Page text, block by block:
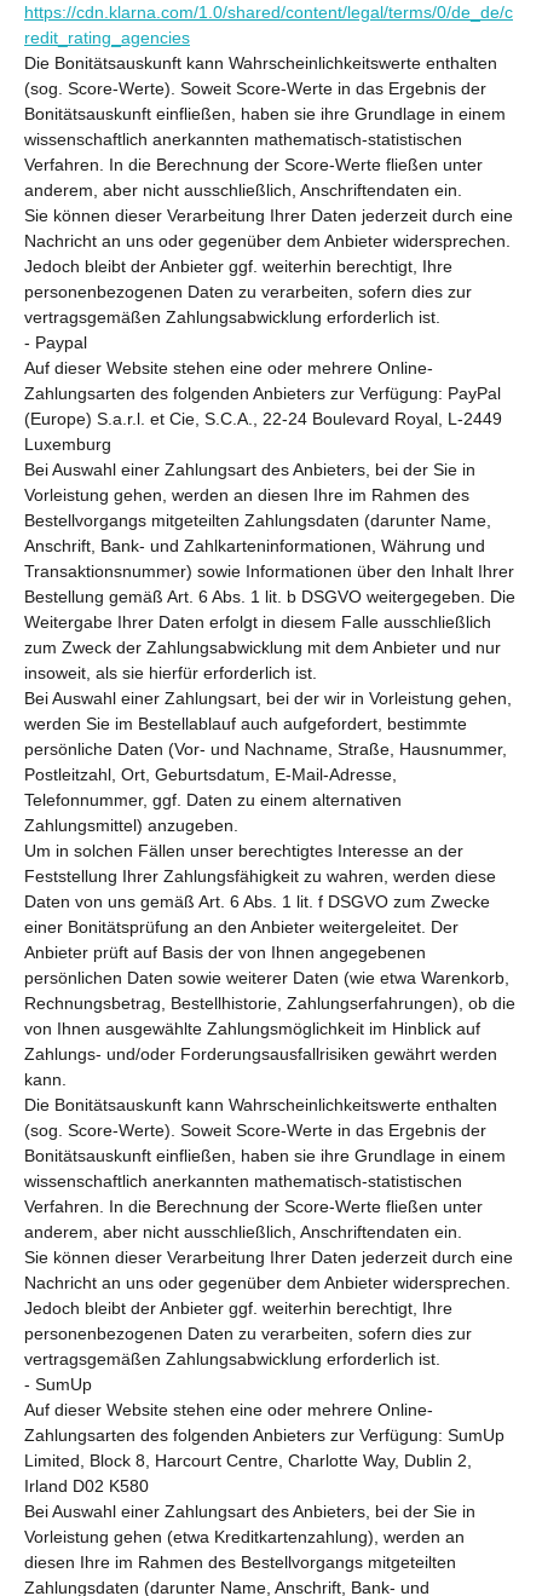
https://cdn.klarna.com/1.0/shared/content/legal/terms/0/de_de/c
redit_rating_agencies
Die Bonitätsauskunft kann Wahrscheinlichkeitswerte enthalten
(sog. Score-Werte). Soweit Score-Werte in das Ergebnis der
Bonitätsauskunft einfließen, haben sie ihre Grundlage in einem
wissenschaftlich anerkannten mathematisch-statistischen
Verfahren. In die Berechnung der Score-Werte fließen unter
anderem, aber nicht ausschließlich, Anschriftendaten ein.
Sie können dieser Verarbeitung Ihrer Daten jederzeit durch eine
Nachricht an uns oder gegenüber dem Anbieter widersprechen.
Jedoch bleibt der Anbieter ggf. weiterhin berechtigt, Ihre
personenbezogenen Daten zu verarbeiten, sofern dies zur
vertragsgemäßen Zahlungsabwicklung erforderlich ist.
- Paypal
Auf dieser Website stehen eine oder mehrere Online-
Zahlungsarten des folgenden Anbieters zur Verfügung: PayPal
(Europe) S.a.r.l. et Cie, S.C.A., 22-24 Boulevard Royal, L-2449
Luxemburg
Bei Auswahl einer Zahlungsart des Anbieters, bei der Sie in
Vorleistung gehen, werden an diesen Ihre im Rahmen des
Bestellvorgangs mitgeteilten Zahlungsdaten (darunter Name,
Anschrift, Bank- und Zahlkarteninformationen, Währung und
Transaktionsnummer) sowie Informationen über den Inhalt Ihrer
Bestellung gemäß Art. 6 Abs. 1 lit. b DSGVO weitergegeben. Die
Weitergabe Ihrer Daten erfolgt in diesem Falle ausschließlich
zum Zweck der Zahlungsabwicklung mit dem Anbieter und nur
insoweit, als sie hierfür erforderlich ist.
Bei Auswahl einer Zahlungsart, bei der wir in Vorleistung gehen,
werden Sie im Bestellablauf auch aufgefordert, bestimmte
persönliche Daten (Vor- und Nachname, Straße, Hausnummer,
Postleitzahl, Ort, Geburtsdatum, E-Mail-Adresse,
Telefonnummer, ggf. Daten zu einem alternativen
Zahlungsmittel) anzugeben.
Um in solchen Fällen unser berechtigtes Interesse an der
Feststellung Ihrer Zahlungsfähigkeit zu wahren, werden diese
Daten von uns gemäß Art. 6 Abs. 1 lit. f DSGVO zum Zwecke
einer Bonitätsprüfung an den Anbieter weitergeleitet. Der
Anbieter prüft auf Basis der von Ihnen angegebenen
persönlichen Daten sowie weiterer Daten (wie etwa Warenkorb,
Rechnungsbetrag, Bestellhistorie, Zahlungserfahrungen), ob die
von Ihnen ausgewählte Zahlungsmöglichkeit im Hinblick auf
Zahlungs- und/oder Forderungsausfallrisiken gewährt werden
kann.
Die Bonitätsauskunft kann Wahrscheinlichkeitswerte enthalten
(sog. Score-Werte). Soweit Score-Werte in das Ergebnis der
Bonitätsauskunft einfließen, haben sie ihre Grundlage in einem
wissenschaftlich anerkannten mathematisch-statistischen
Verfahren. In die Berechnung der Score-Werte fließen unter
anderem, aber nicht ausschließlich, Anschriftendaten ein.
Sie können dieser Verarbeitung Ihrer Daten jederzeit durch eine
Nachricht an uns oder gegenüber dem Anbieter widersprechen.
Jedoch bleibt der Anbieter ggf. weiterhin berechtigt, Ihre
personenbezogenen Daten zu verarbeiten, sofern dies zur
vertragsgemäßen Zahlungsabwicklung erforderlich ist.
- SumUp
Auf dieser Website stehen eine oder mehrere Online-
Zahlungsarten des folgenden Anbieters zur Verfügung: SumUp
Limited, Block 8, Harcourt Centre, Charlotte Way, Dublin 2,
Irland D02 K580
Bei Auswahl einer Zahlungsart des Anbieters, bei der Sie in
Vorleistung gehen (etwa Kreditkartenzahlung), werden an
diesen Ihre im Rahmen des Bestellvorgangs mitgeteilten
Zahlungsdaten (darunter Name, Anschrift, Bank- und